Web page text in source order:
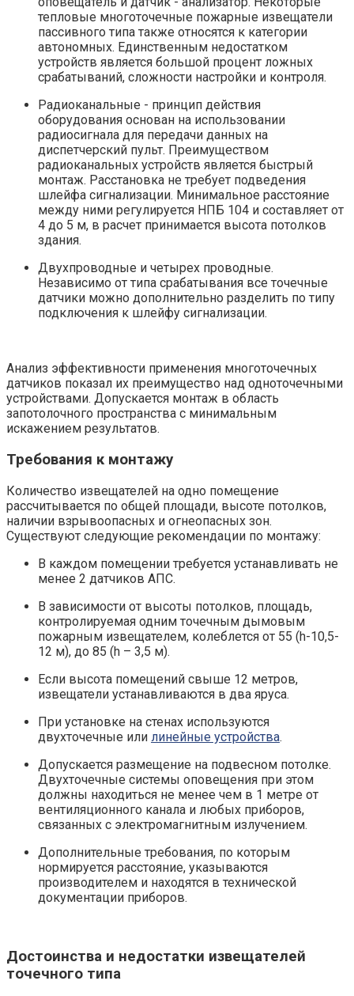
тепловые многоточечные пожарные извещатели
пассивного типа также относятся к категории
автономных. Единственным недостатком
устройств является большой процент ложных
срабатываний, сложности настройки и контроля.
Радиоканальные - принцип действия
оборудования основан на использовании
радиосигнала для передачи данных на
диспетчерский пульт. Преимуществом
радиоканальных устройств является быстрый
монтаж. Расстановка не требует подведения
шлейфа сигнализации. Минимальное расстояние
между ними регулируется НПБ 104 и составляет от
4 до 5 м, в расчет принимается высота потолков
здания.
Двухпроводные и четырех проводные.
Независимо от типа срабатывания все точечные
датчики можно дополнительно разделить по типу
подключения к шлейфу сигнализации.
Анализ эффективности применения многоточечных
датчиков показал их преимущество над одноточечными
устройствами. Допускается монтаж в область
запотолочного пространства с минимальным
искажением результатов.
Требования к монтажу
Количество извещателей на одно помещение
рассчитывается по общей площади, высоте потолков,
наличии взрывоопасных и огнеопасных зон.
Существуют следующие рекомендации по монтажу:
В каждом помещении требуется устанавливать не
менее 2 датчиков АПС.
В зависимости от высоты потолков, площадь,
контролируемая одним точечным дымовым
пожарным извещателем, колеблется от 55 (h-10,5-
12 м), до 85 (h – 3,5 м).
Если высота помещений свыше 12 метров,
извещатели устанавливаются в два яруса.
При установке на стенах используются
двухточечные или линейные устройства.
Допускается размещение на подвесном потолке.
Двухточечные системы оповещения при этом
должны находиться не менее чем в 1 метре от
вентиляционного канала и любых приборов,
связанных с электромагнитным излучением.
Дополнительные требования, по которым
нормируется расстояние, указываются
производителем и находятся в технической
документации приборов.
Достоинства и недостатки извещателей
точечного типа